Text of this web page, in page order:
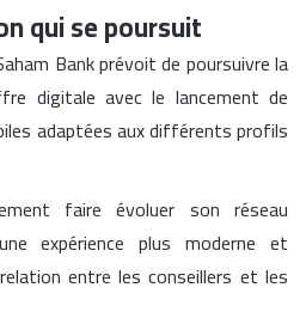
qui se poursuit
Bank prévoit de poursuivre la
digitale avec le lancement de
adaptées aux différents profils
faire évoluer son réseau
expérience plus moderne et
entre les conseillers et les